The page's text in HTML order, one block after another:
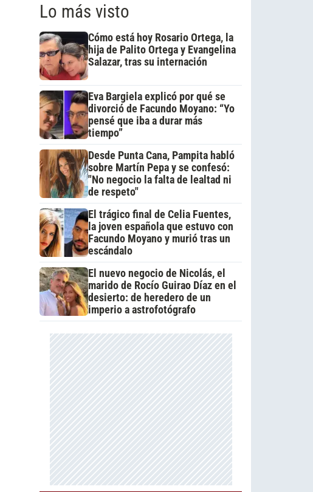
Lo más visto
Cómo está hoy Rosario Ortega, la
hija de Palito Ortega y Evangelina
Salazar, tras su internación
Eva Bargiela explicó por qué se
divorció de Facundo Moyano: “Yo
pensé que iba a durar más
tiempo”
Desde Punta Cana, Pampita habló
sobre Martín Pepa y se confesó:
"No negocio la falta de lealtad ni
de respeto"
El trágico final de Celia Fuentes,
la joven española que estuvo con
Facundo Moyano y murió tras un
escándalo
El nuevo negocio de Nicolás, el
marido de Rocío Guirao Díaz en el
desierto: de heredero de un
imperio a astrofotógrafo